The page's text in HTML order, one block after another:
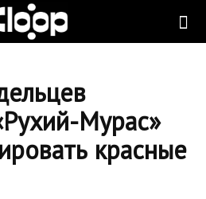
Мурас»
красные